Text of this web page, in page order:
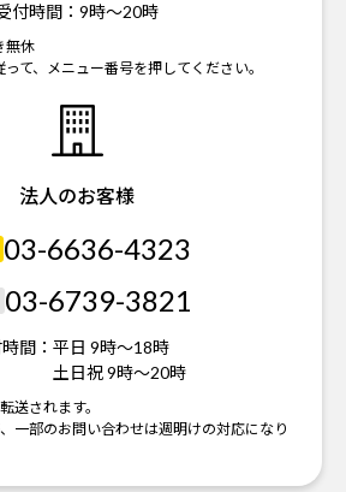
付時間： 9時～20時
無休
て、メニュー番号を押してください。
法人のお客様
03-6636-4323
03-6739-3821
間： 平日 9時～18時
土日祝 9時～20時
送されます。
一部のお問い合わせは週明けの対応になり